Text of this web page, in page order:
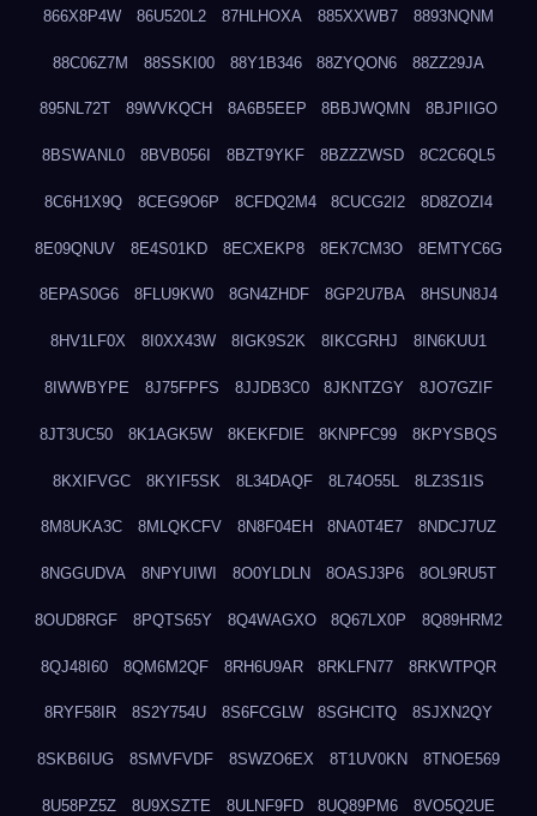
866X8P4W 86U520L2 87HLHOXA 885XXWB7 8893NQNM
88C06Z7M 88SSKI00 88Y1B346 88ZYQON6 88ZZ29JA
895NL72T 89WVKQCH 8A6B5EEP 8BBJWQMN 8BJPIIGO
8BSWANL0 8BVB056I 8BZT9YKF 8BZZZWSD 8C2C6QL5
8C6H1X9Q 8CEG9O6P 8CFDQ2M4 8CUCG2I2 8D8ZOZI4
8E09QNUV 8E4S01KD 8ECXEKP8 8EK7CM3O 8EMTYC6G
8EPAS0G6 8FLU9KW0 8GN4ZHDF 8GP2U7BA 8HSUN8J4
8HV1LF0X 8I0XX43W 8IGK9S2K 8IKCGRHJ 8IN6KUU1
8IWWBYPE 8J75FPFS 8JJDB3C0 8JKNTZGY 8JO7GZIF
8JT3UC50 8K1AGK5W 8KEKFDIE 8KNPFC99 8KPYSBQS
8KXIFVGC 8KYIF5SK 8L34DAQF 8L74O55L 8LZ3S1IS
8M8UKA3C 8MLQKCFV 8N8F04EH 8NA0T4E7 8NDCJ7UZ
8NGGUDVA 8NPYUIWI 8O0YLDLN 8OASJ3P6 8OL9RU5T
8OUD8RGF 8PQTS65Y 8Q4WAGXO 8Q67LX0P 8Q89HRM2
8QJ48I60 8QM6M2QF 8RH6U9AR 8RKLFN77 8RKWTPQR
8RYF58IR 8S2Y754U 8S6FCGLW 8SGHCITQ 8SJXN2QY
8SKB6IUG 8SMVFVDF 8SWZO6EX 8T1UV0KN 8TNOE569
8U58PZ5Z 8U9XSZTE 8ULNF9FD 8UQ89PM6 8VO5Q2UE